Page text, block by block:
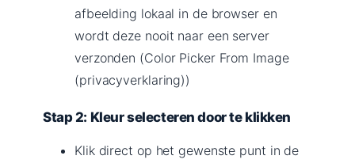
afbeelding lokaal in de browser en
wordt deze nooit naar een server
verzonden (Color Picker From Image
(privacyverklaring))
Stap 2: Kleur selecteren door te klikken
Klik direct op het gewenste punt in de